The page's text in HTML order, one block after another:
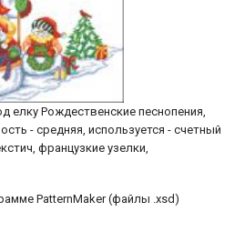
елку Рождественские песнопения,
- средняя, используется - счетный
французкие узелки,
PatternMaker (файлы .xsd)